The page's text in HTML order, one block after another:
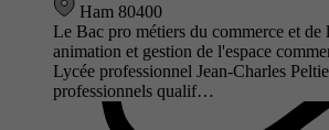
Ham 80400
Le Bac pro métiers du commerce et de
animation et gestion de l'espace
Lycée professionnel Jean-Charles
professionnels qualif…